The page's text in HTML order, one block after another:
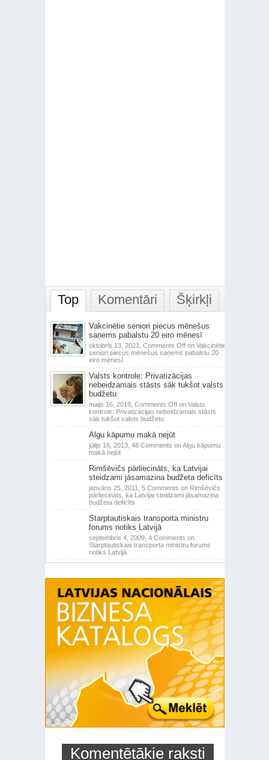
Top Komentāri Šķirkļi
Vakcinētie seniori piecus mēnešus
saņems pabalstu 20 eiro mēnesī
oktobris 13, 2021, Comments Offon Vakcinētie
seniori piecus mēnešus saņems pabalstu 20
eiro mēnesī
Valsts kontrole: Privatizācijas
nebeidzamais stāsts sāk tukšot valsts
budžetu
maijs 16, 2019, Comments Offon Valsts
kontrole: Privatizācijas nebeidzamais stāsts
sāk tukšot valsts budžetu
Algu kāpumu makā nejūt
jūlijs 16, 2013, 48 Comments on Algu kāpumu
makā nejūt
Rimšēvičs pārliecināts, ka Latvijai
steidzami jāsamazina budžeta deficīts
janvāris 25, 2011, 5 Comments on Rimšēvičs
pārliecināts, ka Latvijai steidzami jāsamazina
budžeta deficīts
Starptautiskais transporta ministru
forums notiks Latvijā
septembris 4, 2009, 4 Comments on
Starptautiskais transporta ministru forums
notiks Latvijā
Komentētākie raksti